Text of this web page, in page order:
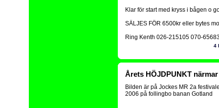
Klar för start med kryss i bågen o
SÄLJES FÖR 6500kr eller bytes
Ring Kenth 026-215105 070-
4
Årets HÖJDPUNKT
Bilden är på Jockes MR 2a
2006 på follingbo banan Gotland